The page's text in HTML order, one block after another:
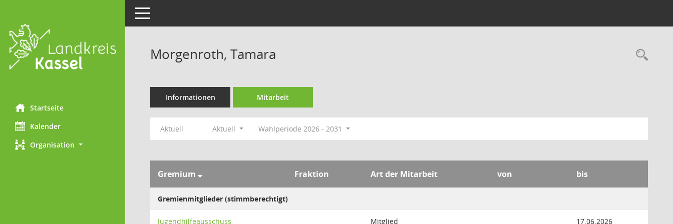
Startseite
Kalender
Organisation
Toggle navigation
Morgenroth, Tamara
Informationen Mitarbeit
Aktuell Aktuell Wahlperiode 2026 - 2031
Gremium Fraktion Art der Mitarbeit von bis
Gremienmitglieder (stimmberechtigt)
Jugendhilfeausschuss Mitglied 17.06.2026